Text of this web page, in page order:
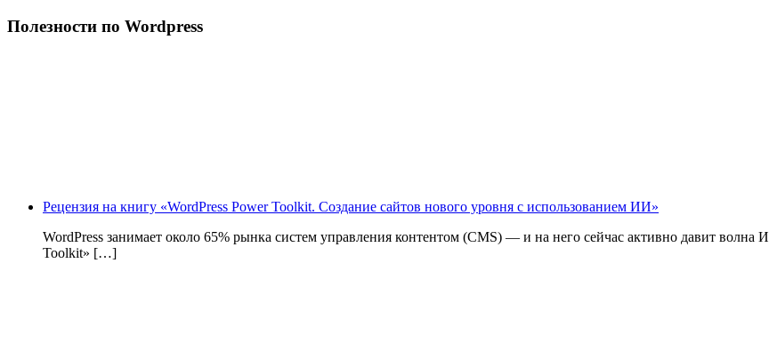
Полезности по Wordpress
Рецензия на книгу «WordPress Power Toolkit. Создание сайтов нового уровня с использованием ИИ»
WordPress занимает около 65% рынка систем управления контентом (CMS) — и на него сейчас активно давит
Toolkit» […]